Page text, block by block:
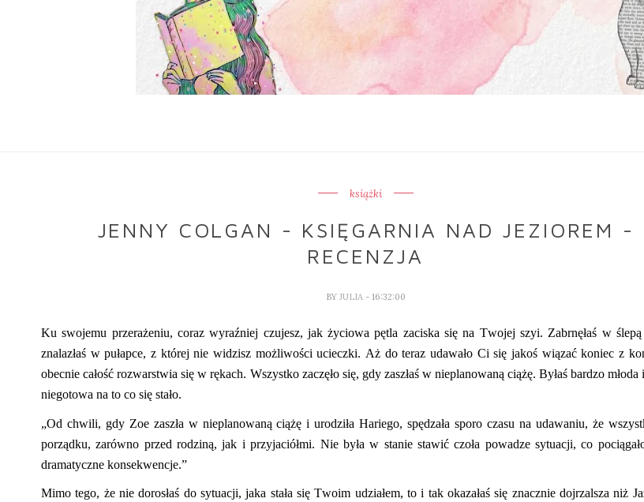
książki
JENNY COLGAN - KSIĘGARNIA NAD JEZIOREM -
RECENZJA
BY JULIA - 16:32:00
Ku swojemu przerażeniu, coraz wyraźniej czujesz, jak życiowa pętla zaciska się na Twojej szyi. Zabrnęłaś w
znalazłaś w pułapce, z której nie widzisz możliwości ucieczki. Aż do teraz udawało Ci się jakoś wiązać koniec z
obecnie całość rozwarstwia się w rękach. Wszystko zaczęło się, gdy zaszłaś w nieplanowaną ciążę. Byłaś bardzo młoda
niegotowa na to co się stało.
„Od chwili, gdy Zoezaszła w nieplanowaną ciążę i urodziłaHariego, spędzała sporo czasu na udawaniu, że
porządku, zarówno przed rodziną, jak i przyjaciółmi. Nie była w stanie stawić czoła powadze sytuacji, co
dramatyczne konsekwencje.”
Mimo tego, że nie dorosłaś do sytuacji, jaka stała się Twoim udziałem, to i tak okazałaś się znaczniedojrzalsza niż